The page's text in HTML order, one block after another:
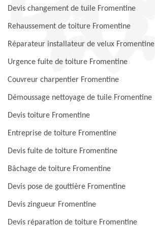
Devis changement de tuile Fromentine
Rehaussement de toiture Fromentine
Réparateur installateur de velux Fromentine
Urgence fuite de toiture Fromentine
Couvreur charpentier Fromentine
Démoussage nettoyage de tuile Fromentine
Devis toiture Fromentine
Entreprise de toiture Fromentine
Devis fuite de toiture Fromentine
Bâchage de toiture Fromentine
Devis pose de gouttière Fromentine
Devis zingueur Fromentine
Devis réparation de toiture Fromentine